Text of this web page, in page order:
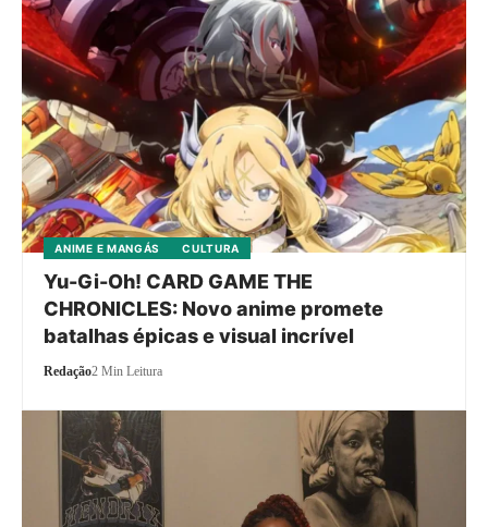
ANIME E MANGÁS CULTURA
Yu-Gi-Oh! CARD GAME THE
CHRONICLES: Novo anime promete
batalhas épicas e visual incrível
Redação2 Min Leitura